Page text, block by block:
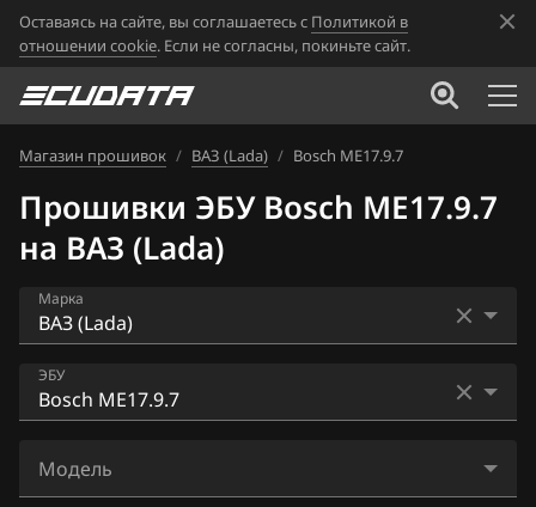
Оставаясь на сайте, вы соглашаетесь с Политикой в
отношении cookie. Если не согласны, покиньте сайт.
Магазин прошивок / ВАЗ (Lada) / Bosch ME17.9.7
Прошивки ЭБУ Bosch ME17.9.7
на ВАЗ (Lada)
Марка
Acura
Alfa Romeo
ATLAS
ЭБУ
Bosch ME17.9.71
Модель